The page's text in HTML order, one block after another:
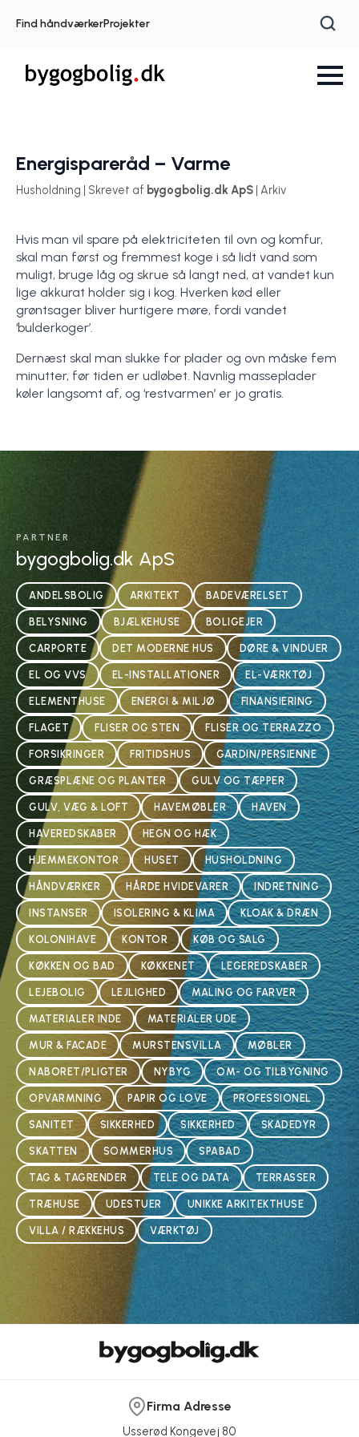
Find håndværkerProjekter
Energispareråd – Varme
Husholdning | Skrevet af bygogbolig.dk ApS | Arkiv
Hvis man vil spare på elektriciteten til ovn og komfur,
skal man først og fremmest koge i så lidt vand som
muligt, bruge låg og skrue så langt ned, at vandet kun
lige akkurat holder sig i kog. Hverken kød eller
grøntsager bliver hurtigere møre, fordi vandet
‘bulderkoger’.
Dernæst skal man slukke for plader og ovn måske fem
minutter, før tiden er udløbet. Navnlig masseplader
køler langsomt af, og ‘restvarmen’ er jo gratis.
PARTNER
bygogbolig.dk ApS
ANDELSBOLIG ARKITEKT BADEVÆRELSET
BELYSNING BJÆLKEHUSE BOLIGEJER
CARPORTE DET MODERNE HUS DØRE & VINDUER
EL OG VVS EL-INSTALLATIONER EL-VÆRKTØJ
ELEMENTHUSE ENERGI & MILJØ FINANSIERING
FLAGET FLISER OG STEN FLISER OG TERRAZZO
FORSIKRINGER FRITIDSHUS GARDIN/PERSIENNE
GRÆSPLÆNE OG PLANTER GULV OG TÆPPER
GULV, VÆG & LOFT HAVEMØBLER HAVEN
HAVEREDSKABER HEGN OG HÆK
HJEMMEKONTOR HUSET HUSHOLDNING
HÅNDVÆRKER HÅRDE HVIDEVARER INDRETNING
INSTANSER ISOLERING & KLIMA KLOAK & DRÆN
KOLONIHAVE KONTOR KØB OG SALG
KØKKEN OG BAD KØKKENET LEGEREDSKABER
LEJEBOLIG LEJLIGHED MALING OG FARVER
MATERIALER INDE MATERIALER UDE
MUR & FACADE MURSTENSVILLA MØBLER
NABORET/PLIGTER NYBYG OM- OG TILBYGNING
OPVARMNING PAPIR OG LOVE PROFESSIONEL
SANITET SIKKERHED SIKKERHED SKADEDYR
SKATTEN SOMMERHUS SPABAD
TAG & TAGRENDER TELE OG DATA TERRASSER
TRÆHUSE UDESTUER UNIKKE ARKITEKTHUSE
VILLA / RÆKKEHUS VÆRKTØJ
Firma Adresse
Usserød Kongevej 80